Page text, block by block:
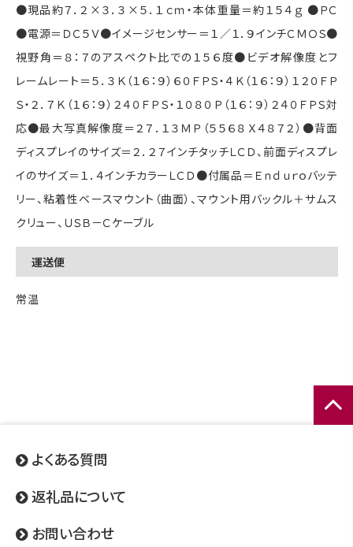
●現品約７．２×３．３×５．１ｃｍ・本体重量＝約１５４ｇ ●ＰＣ
●電源＝ＤＣ５Ｖ●イメージセンサー＝１／１．９インチＣＭＯＳ●
視野角＝８：７のアスペクト比での１５６度●ビデオ解像度とフ
レームレート＝５．３Ｋ（１６：９）６０ＦＰＳ・４Ｋ（１６：９）１２０ＦＰ
Ｓ・２．７Ｋ（１６：９）２４０ＦＰＳ・１０８０Ｐ（１６：９）２４０ＦＰＳ対
応●最大写真解像度＝２７．１３ＭＰ（５５６８Ｘ４８７２）●背面
ディスプレイのサイズ＝２．２７インチタッチＬＣＤ、前面ディスプレ
イのサイズ＝１．４インチカラーＬＣＤ●付属品＝Ｅｎｄｕｒｏバッテ
リー、粘着性ベースマウント（曲面）、マウント用バックル＋サムス
クリュー、ＵＳＢ－Ｃケーブル
運送便
常温
ページ
よくある質問
返礼品について
お問い合わせ